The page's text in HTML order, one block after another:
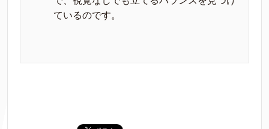
ているのです。